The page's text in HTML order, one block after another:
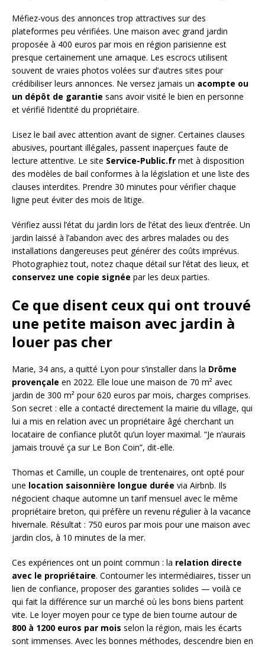
Méfiez-vous des annonces trop attractives sur des
plateformes peu vérifiées. Une maison avec grand jardin
proposée à 400 euros par mois en région parisienne est
presque certainement une arnaque. Les escrocs utilisent
souvent de vraies photos volées sur d’autres sites pour
crédibiliser leurs annonces. Ne versez jamais un acompte ou
un dépôt de garantie sans avoir visité le bien en personne
et vérifié l’identité du propriétaire.
Lisez le bail avec attention avant de signer. Certaines clauses
abusives, pourtant illégales, passent inaperçues faute de
lecture attentive. Le site Service-Public.fr met à disposition
des modèles de bail conformes à la législation et une liste des
clauses interdites. Prendre 30 minutes pour vérifier chaque
ligne peut éviter des mois de litige.
Vérifiez aussi l’état du jardin lors de l’état des lieux d’entrée. Un
jardin laissé à l’abandon avec des arbres malades ou des
installations dangereuses peut générer des coûts imprévus.
Photographiez tout, notez chaque détail sur l’état des lieux, et
conservez une copie signée par les deux parties.
Ce que disent ceux qui ont trouvé
une petite maison avec jardin à
louer pas cher
Marie, 34 ans, a quitté Lyon pour s’installer dans la Drôme
provençale en 2022. Elle loue une maison de 70 m² avec
jardin de 300 m² pour 620 euros par mois, charges comprises.
Son secret : elle a contacté directement la mairie du village, qui
lui a mis en relation avec un propriétaire âgé cherchant un
locataire de confiance plutôt qu’un loyer maximal. “Je n’aurais
jamais trouvé ça sur Le Bon Coin”, dit-elle.
Thomas et Camille, un couple de trentenaires, ont opté pour
une location saisonnière longue durée via Airbnb. Ils
négocient chaque automne un tarif mensuel avec le même
propriétaire breton, qui préfère un revenu régulier à la vacance
hivernale. Résultat : 750 euros par mois pour une maison avec
jardin clos, à 10 minutes de la mer.
Ces expériences ont un point commun : la relation directe
avec le propriétaire. Contourner les intermédiaires, tisser un
lien de confiance, proposer des garanties solides — voilà ce
qui fait la différence sur un marché où les bons biens partent
vite. Le loyer moyen pour ce type de bien tourne autour de
800 à 1200 euros par mois selon la région, mais les écarts
sont immenses. Avec les bonnes méthodes, descendre bien en